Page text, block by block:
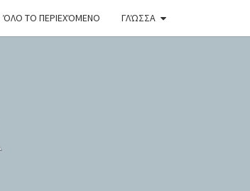
ΌΛΟ ΤΟ ΠΕΡΙΕΧΌΜΕΝΟ ΓΛΏΣΣΑ